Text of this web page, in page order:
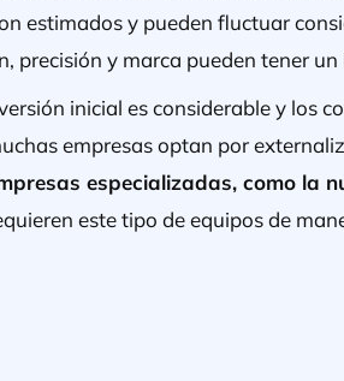
estimados y pueden fluctuar
precisión y marca pueden tener
inicial es considerable y los
empresas optan por
especializadas, como la
este tipo de equipos de